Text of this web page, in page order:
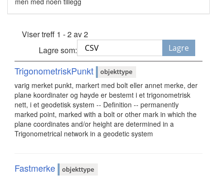
Viser treff 1 - 2 av 2
Lagre som:
Lagre
TrigonometriskPunkt objekttype
varig merket punkt, markert med bolt eller annet merke, der
plane koordinater og høyde er bestemt i et trigonometrisk
nett, i et geodetisk system -- Definition -- permanently
marked point, marked with a bolt or other mark in which the
plane coordinates and/or height are determined in a
Trigonometrical network in a geodetic system
Fastmerke objekttype